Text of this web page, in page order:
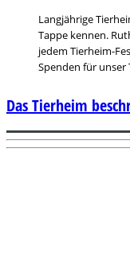
Langjährige
Tappe kennen.
jedem Tierheim-
Spenden für unser
Das Tierheim